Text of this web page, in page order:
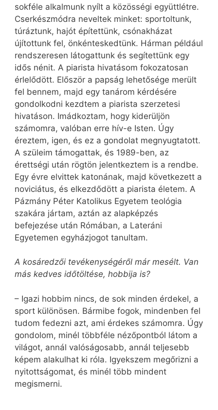
sokféle alkalmunk nyílt a közösségi együttlétre.
Cserkészmódra neveltek minket: sportoltunk,
túráztunk, hajót építettünk, csónakházat
újítottunk fel, önkénteskedtünk. Hárman például
rendszeresen látogattunk és segítettünk egy
idős nénit. A piarista hivatásom fokozatosan
érlelődött. Először a papság lehetősége merült
fel bennem, majd egy tanárom kérdésére
gondolkodni kezdtem a piarista szerzetesi
hivatáson. Imádkoztam, hogy kiderüljön
számomra, valóban erre hív-e Isten. Úgy
éreztem, igen, és ez a gondolat megnyugtatott.
A szüleim támogattak, és 1989-ben, az
érettségi után rögtön jelentkeztem is a rendbe.
Egy évre elvittek katonának, majd következett a
noviciátus, és elkezdődött a piarista életem. A
Pázmány Péter Katolikus Egyetem teológia
szakára jártam, aztán az alapképzés
befejezése után Rómában, a Lateráni
Egyetemen egyházjogot tanultam.
A kosáredzői tevékenységéről már mesélt. Van
más kedves időtöltése, hobbija is?
– Igazi hobbim nincs, de sok minden érdekel, a
sport különösen. Bármibe fogok, mindenben fel
tudom fedezni azt, ami érdekes számomra. Úgy
gondolom, minél többféle nézőpontból látom a
világot, annál valóságosabb, annál teljesebb
képem alakulhat ki róla. Igyekszem megőrizni a
nyitottságomat, és minél több mindent
megismerni.